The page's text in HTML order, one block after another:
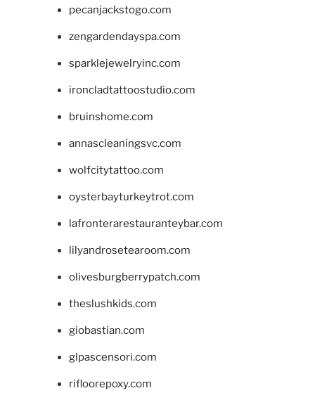
pecanjackstogo.com
zengardendayspa.com
sparklejewelryinc.com
ironcladtattoostudio.com
bruinshome.com
annascleaningsvc.com
wolfcitytattoo.com
oysterbayturkeytrot.com
lafronterarestauranteybar.com
lilyandrosetearoom.com
olivesburgberrypatch.com
theslushkids.com
giobastian.com
glpascensori.com
rifloorepoxy.com